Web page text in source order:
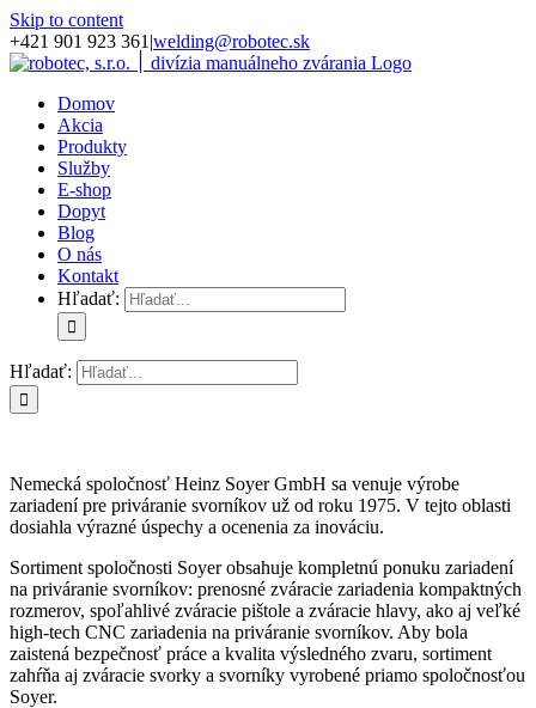
Skip to content
+421 901 923 361 |welding@robotec.sk
Domov
Akcia
Produkty
Služby
E-shop
Dopyt
Blog
O nás
Kontakt
Hľadať:
Hľadať:
Nemecká spoločnosť Heinz Soyer GmbH sa venuje výrobe
zariadení pre priváranie svorníkov už od roku 1975. V tejto oblasti
dosiahla výrazné úspechy a ocenenia za inováciu.
Sortiment spoločnosti Soyer obsahuje kompletnú ponuku zariadení
na priváranie svorníkov: prenosné zváracie zariadenia kompaktných
rozmerov, spoľahlivé zváracie pištole a zváracie hlavy, ako aj veľké
high-tech CNC zariadenia na priváranie svorníkov. Aby bola
zaistená bezpečnosť práce a kvalita výsledného zvaru, sortiment
zahŕňa aj zváracie svorky a svorníky vyrobené priamo spoločnosťou
Soyer.